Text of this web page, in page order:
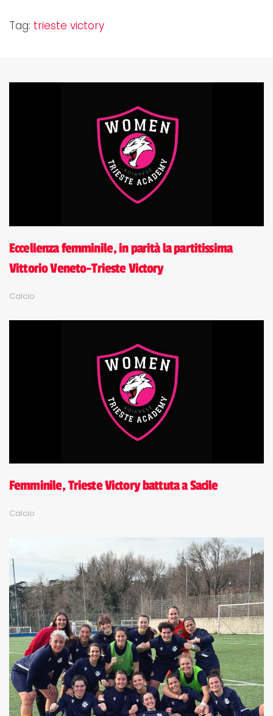
Tag: trieste victory
Eccellenza femminile, in parità la partitissima
Vittorio Veneto-Trieste Victory
Calcio
Femminile, Trieste Victory battuta a Sacile
Calcio